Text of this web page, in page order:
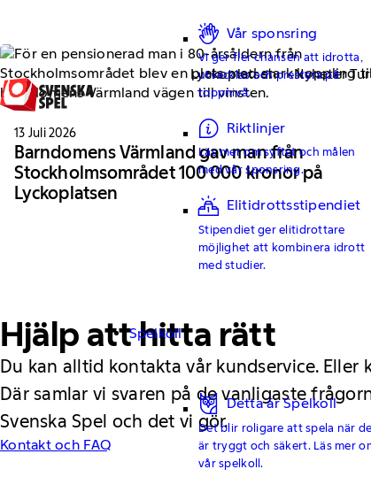
Vår sponsring
Vi ger fler chansen att idrotta,
utvecklas och prestera på
toppnivå.
Riktlinjer
Läs mer om syftet och målen
med vår sponsring.
Elitidrottsstipendiet
Stipendiet ger elitidrottare
möjlighet att kombinera idrott
med studier.
Spelkoll
Detta är Spelkoll
Det blir roligare att spela när
är tryggt och säkert. Läs mer
vår spelkoll.
Lyckoplatsen Nyheter Tur
13 Juli 2026
Barndomens Värmland gav man från
Stockholmsområdet 100 000 kronor på
Lyckoplatsen
Hjälp att hitta rätt
Du kan alltid kontakta vår kundservice. Eller
Där samlar vi svaren på de vanligaste
Svenska Spel och det vi gör.
Kontakt och FAQ